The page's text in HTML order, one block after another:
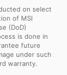
on select
of MSI
(DoD)
is done in
future
under such
warranty.